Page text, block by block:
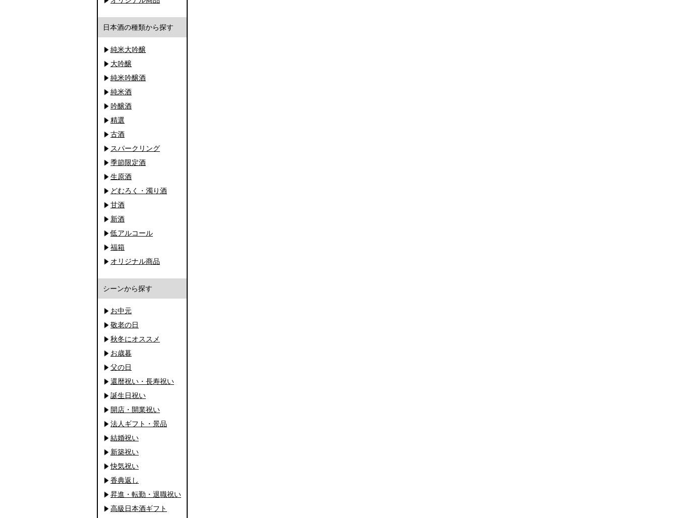
日本酒の種類から探す
純米大吟醸
大吟醸
純米吟醸酒
純米酒
吟醸酒
精選
古酒
スパークリング
季節限定酒
生原酒
どむろく・濁り酒
甘酒
新酒
低アルコール
福箱
オリジナル商品
シーンから探す
お中元
敬老の日
秋冬にオススメ
お歳暮
父の日
還暦祝い・長寿祝い
誕生日祝い
開店・開業祝い
法人ギフト・景品
結婚祝い
新築祝い
快気祝い
香典返し
昇進・転勤・退職祝い
高級日本酒ギフト